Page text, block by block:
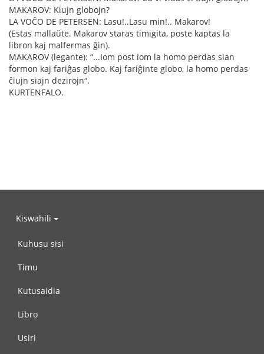
MAKAROV: Kiujn globojn?
LA VOĈO DE PETERSEN: Lasu!..Lasu min!.. Makarov!
(Estas mallaŭte. Makarov staras timigita, poste kaptas la
libron kaj malfermas ĝin).
MAKAROV (legante): “...Iom post iom la homo perdas sian
formon kaj fariĝas globo. Kaj fariĝinte globo, la homo perdas
ĉiujn siajn dezirojn“.
KURTENFALO.
Kiswahili
Kuhusu sisi
Timu
Kutusaidia
Libro
Usiri